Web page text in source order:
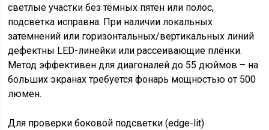
светлые участки без тёмных пятен или полос,
подсветка исправна. При наличии локальных
затемнений или горизонтальных/вертикальных линий
дефектны LED-линейки или рассеивающие плёнки.
Метод эффективен для диагоналей до 55 дюймов – на
больших экранах требуется фонарь мощностью от 500
люмен.
Для проверки боковой подсветки (edge-lit)